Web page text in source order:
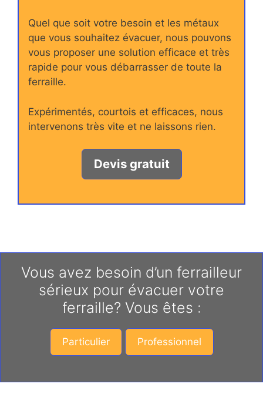
Quel que soit votre besoin et les métaux
que vous souhaitez évacuer, nous pouvons
vous proposer une solution efficace et très
rapide pour vous débarrasser de toute la
ferraille.
Expérimentés, courtois et efficaces, nous
intervenons très vite et ne laissons rien.
Devis gratuit
Vous avez besoin d’un ferrailleur
sérieux pour évacuer votre
ferraille? Vous êtes :
Particulier Professionnel